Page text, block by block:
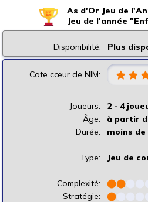
As d'Or Jeu de
Jeu de l'année
Disponibilité: Plus
Cote cœur de NIM:
Joueurs:
2 - 4
Âge:
à partir
Durée:
moins
Type: Jeu de
Complexité: ⬤⬤
Stratégie:
⬤